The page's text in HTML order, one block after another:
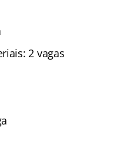
2 vagas